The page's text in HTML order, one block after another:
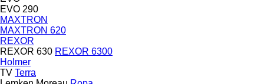
EVO 290
MAXTRON
MAXTRON 620
REXOR
REXOR 630 REXOR 6300
Holmer
TV Terra